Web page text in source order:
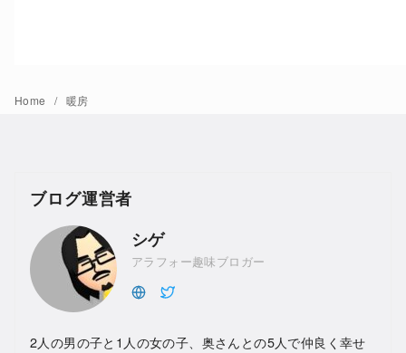
Home 暖房
ブログ運営者
シゲ
アラフォー趣味ブロガー
2人の男の子と1人の女の子、奥さんとの5人で仲良く幸せ